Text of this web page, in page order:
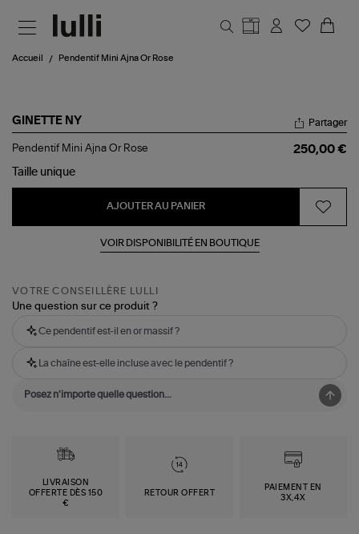
Accueil Pendentif Mini Ajna Or Rose
GINETTE NY
Pendentif
Ajna
Partager
Pendentif Mini Ajna Or Rose
250,00 €
Taille unique
AJOUTER AU PANIER
VOIR DISPONIBILITÉ EN BOUTIQUE
VOTRE CONSEILLÈRE LULLI
Une question sur ce produit ?
Ce pendentif est-il en or massif ?
La chaîne est-elle incluse avec le pendentif ?
LIVRAISON
OFFERTE DÈS 150
€
RETOUR OFFERT
PAIEMENT EN
3X,4X